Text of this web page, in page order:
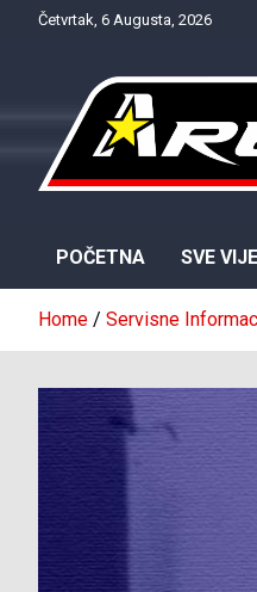
Četvrtak, 6 Augusta, 2026
POČETNA SVE
Home Servisne